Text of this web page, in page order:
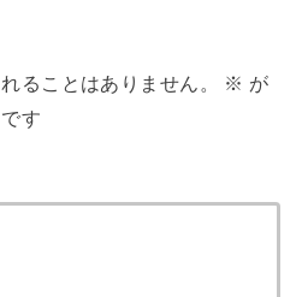
ることはありません。 ※ が
す